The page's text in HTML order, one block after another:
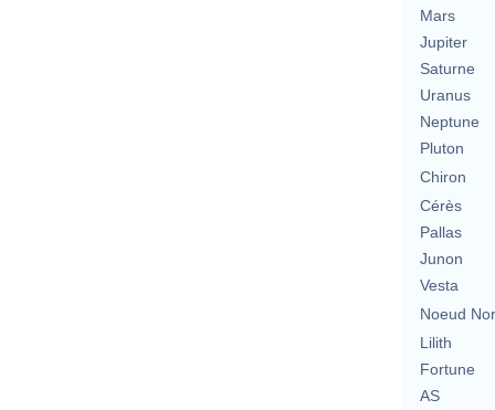
Mars
Jupiter
Saturne
Uranus
Neptune
Pluton
Chiron
Cérès
Pallas
Junon
Vesta
Noeud
Lilith
Fortune
AS